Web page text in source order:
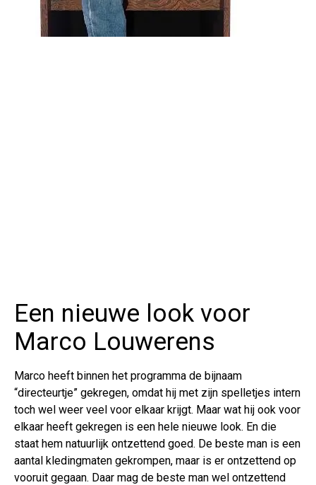
Een nieuwe look voor
Marco Louwerens
Marco heeft binnen het programma de bijnaam
“directeurtje” gekregen, omdat hij met zijn spelletjes intern
toch wel weer veel voor elkaar krijgt. Maar wat hij ook voor
elkaar heeft gekregen is een hele nieuwe look. En die
staat hem natuurlijk ontzettend goed. De beste man is een
aantal kledingmaten gekrompen, maar is er ontzettend op
vooruit gegaan. Daar mag de beste man wel ontzettend